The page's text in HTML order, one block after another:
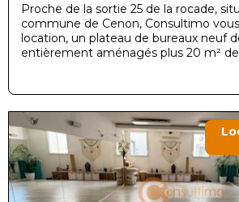
Proche de la sortie 25 de la rocade,
commune de Cenon, Consultimo
location, un plateau de bureaux neuf
entièrement aménagés plus 20 m²